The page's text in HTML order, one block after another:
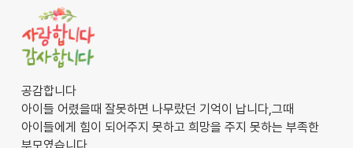
공감합니다
아이들 어렸을때 잘못하면 나무랐던 기억이 납니다,그때
아이들에게 힘이 되어주지 못하고 희망을 주지 못하는 부족한